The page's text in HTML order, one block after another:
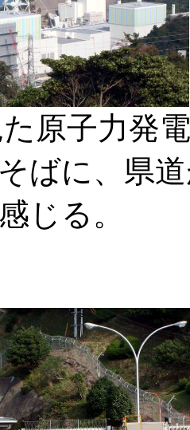
原子力発
ばに、県
じる。